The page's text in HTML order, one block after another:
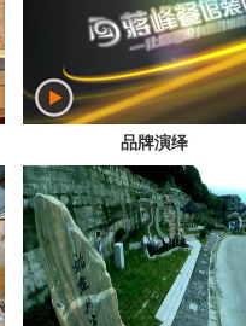
品牌演绎